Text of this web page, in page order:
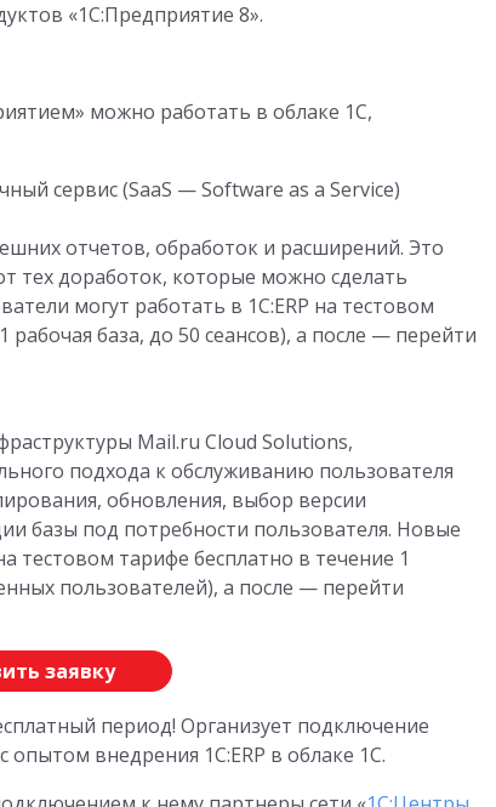
«1С:Предприятие 8».
можно работать в облаке 1С,
сервис (SaaS — Software as a Service)
отчетов, обработок и расширений. Это
тех доработок, которые можно сделать
могут работать в 1С:ERP на тестовом
база, до 50 сеансов), а после — перейти
Mail.ru Cloud Solutions,
подхода к обслуживанию пользователя
обновления, выбор версии
базы под потребности пользователя. Новые
тестовом тарифе бесплатно в течение 1
пользователей), а после — перейти
заявку
период! Организует подключение
внедрения 1С:ERP в облаке 1С.